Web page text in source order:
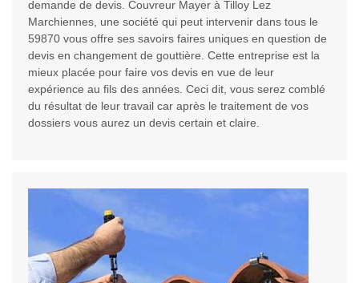
demande de devis. Couvreur Mayer à Tilloy Lez
Marchiennes, une société qui peut intervenir dans tous le
59870 vous offre ses savoirs faires uniques en question de
devis en changement de gouttière. Cette entreprise est la
mieux placée pour faire vos devis en vue de leur
expérience au fils des années. Ceci dit, vous serez comblé
du résultat de leur travail car après le traitement de vos
dossiers vous aurez un devis certain et claire.